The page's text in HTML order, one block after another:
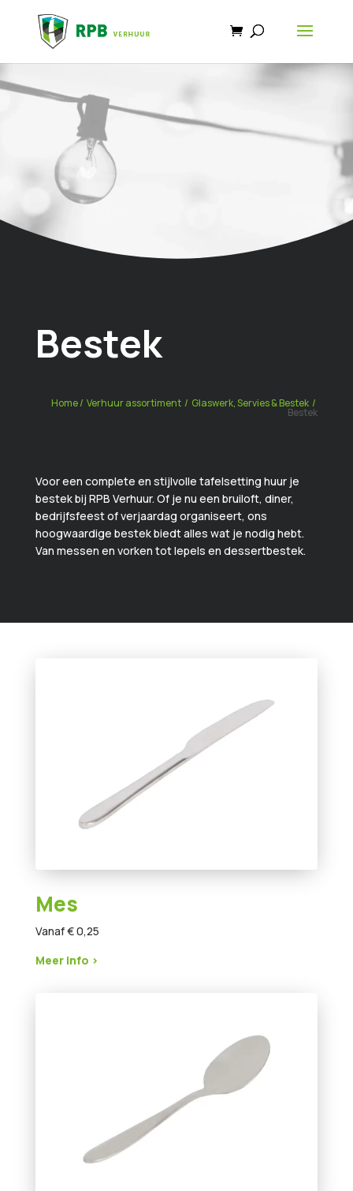
Bestek
Home/Verhuur assortiment / Glaswerk, Servies & Bestek /
Bestek
Voor een complete en stijlvolle tafelsetting huur je
bestek bij RPB Verhuur. Of je nu een bruiloft, diner,
bedrijfsfeest of verjaardag organiseert, ons
hoogwaardige bestek biedt alles wat je nodig hebt.
Van messen en vorken tot lepels en dessertbestek.
Mes
Vanaf € 0,25
Meer info >